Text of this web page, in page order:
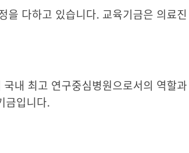
다하고 있습니다. 교육기금은 의료
내 최고 연구중심병원으로서의 역할
금입니다.